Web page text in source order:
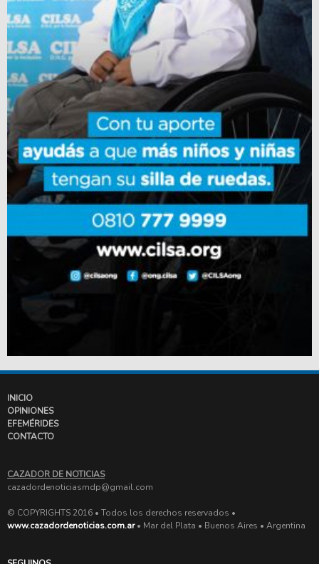
INICIO
OPINIONES
EFEMÉRIDES
CONTACTO
CAZADOR DE NOTICIAS
cazadordenoticiasmdp@gmail.com
© COPYRIGHTS 2016 • Todos los derechos reservados •
www.cazadordenoticias.com.ar• Mar del Plata • Buenos Aires • Argentina